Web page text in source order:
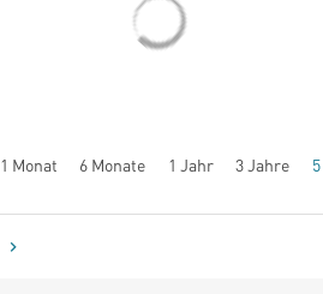
1 Monat 6 Monate 1 Jahr 3 Jahre